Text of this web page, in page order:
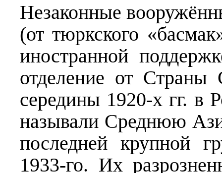
Незаконные
(от тюркского
иностранной
отделение от Страны
середины 1920-х гг. в
называли Среднюю
последней крупной
1933-го. Их